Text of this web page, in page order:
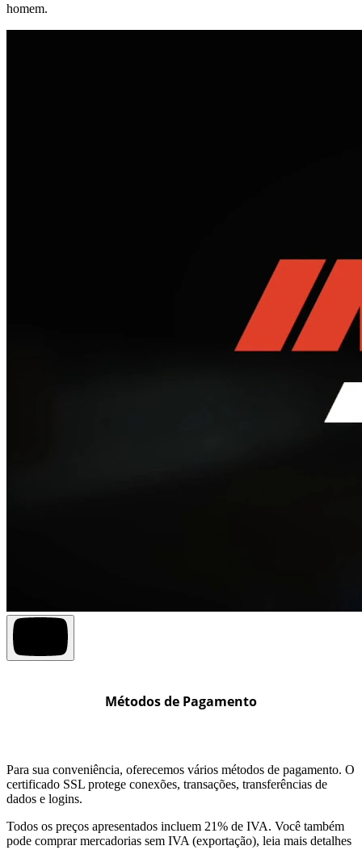
homem.
Métodos de Pagamento
Para sua conveniência, oferecemos vários métodos de pagamento. O
certificado SSL protege conexões, transações, transferências de
dados e logins.
Todos os preços apresentados incluem 21% de IVA. Você também
pode comprar mercadorias sem IVA (exportação), leia mais detalhes